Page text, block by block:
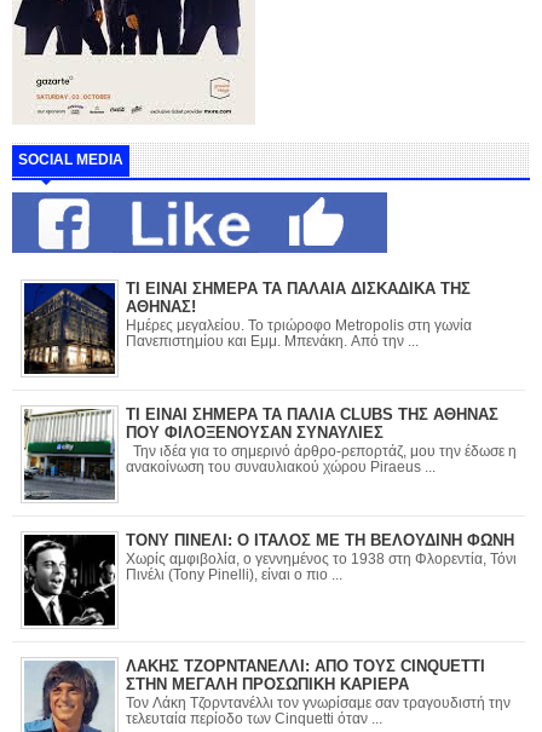
SOCIAL MEDIA
ΤΙ ΕΙΝΑΙ ΣΗΜΕΡΑ ΤΑ ΠΑΛΑΙΑ ΔΙΣΚΑΔΙΚΑ ΤΗΣ
ΑΘΗΝΑΣ!
Ημέρες μεγαλείου. Το τριώροφο Metropolis στη γωνία
Πανεπιστημίου και Εμμ. Μπενάκη. Από την ...
ΤΙ ΕΙΝΑΙ ΣΗΜΕΡΑ ΤΑ ΠΑΛΙΑ CLUBS ΤΗΣ ΑΘΗΝΑΣ
ΠΟΥ ΦΙΛΟΞΕΝΟΥΣΑΝ ΣΥΝΑΥΛΙΕΣ
Την ιδέα για το σημερινό άρθρο-ρεπορτάζ, μου την έδωσε η
ανακοίνωση του συναυλιακού χώρου Piraeus ...
ΤΟΝΥ ΠΙΝΕΛΙ: Ο ΙΤΑΛΟΣ ΜΕ ΤΗ ΒΕΛΟΥΔΙΝΗ ΦΩΝΗ
Χωρίς αμφιβολία, ο γεννημένος το 1938 στη Φλορεντία, Τόνι
Πινέλι (Tony Pinelli), είναι ο πιο ...
ΛΑΚΗΣ ΤΖΟΡΝΤΑΝΕΛΛΙ: ΑΠΟ ΤΟΥΣ CINQUETTI
ΣΤΗΝ ΜΕΓΑΛΗ ΠΡΟΣΩΠΙΚΗ ΚΑΡΙΕΡΑ
Τον Λάκη Τζορντανέλλι τον γνωρίσαμε σαν τραγουδιστή την
τελευταία περίοδο των Cinquetti όταν ...